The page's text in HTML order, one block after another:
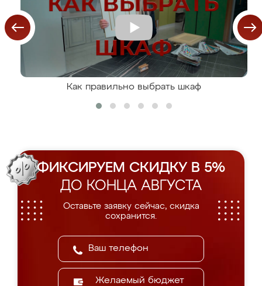
Как правильно выбрать шкаф
ФИКСИРУЕМ СКИДКУ В 5%
ДО КОНЦА АВГУСТА
Оставьте заявку сейчас, скидка
сохранится.
Желаемый бюджет